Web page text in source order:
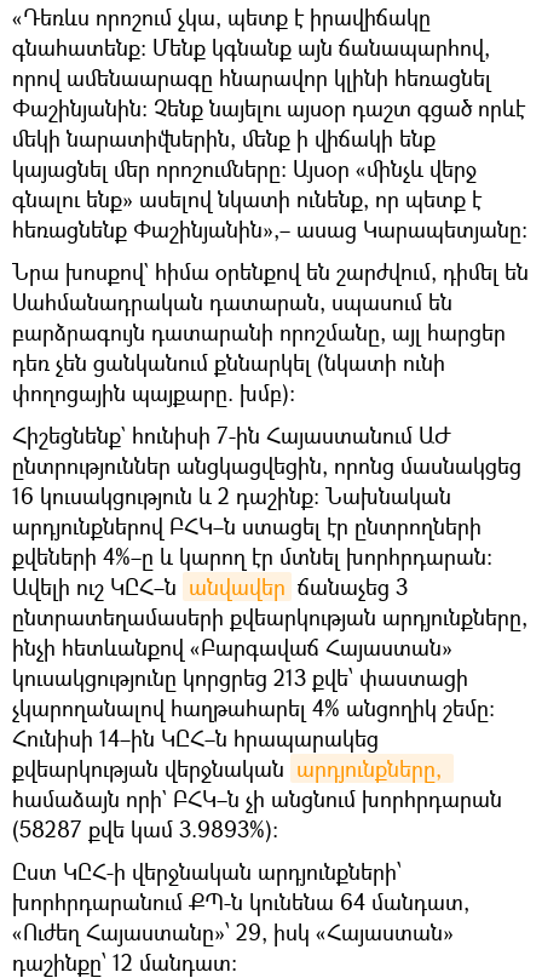
«Դեռևս որոշում չկա, պետք է իրավիճակը
գնահատենք։ Մենք կգնանք այն ճանապարհով,
որով ամենաարագը հնարավոր կլինի հեռացնել
Փաշինյանին։ Չենք նայելու այսօր դաշտ գցած որևէ
մեկի նարատիվներին, մենք ի վիճակի ենք
կայացնել մեր որոշումները։ Այսօր «մինչև վերջ
գնալու ենք» ասելով նկատի ունենք, որ պետք է
հեռացնենք Փաշինյանին»,– ասաց Կարապետյանը։
Նրա խոսքով` հիմա օրենքով են շարժվում, դիմել են
Սահմանադրական դատարան, սպասում են
բարձրագույն դատարանի որոշմանը, այլ հարցեր
դեռ չեն ցանկանում քննարկել (նկատի ունի
փողոցային պայքարը. խմբ)։
Հիշեցնենք` հունիսի 7-ին Հայաստանում ԱԺ
ընտրություններ անցկացվեցին, որոնց մասնակցեց
16 կուսակցություն և 2 դաշինք։ Նախնական
արդյունքներով ԲՀԿ–ն ստացել էր ընտրողների
քվեների 4%–ը և կարող էր մտնել խորհրդարան։
Ավելի ուշ ԿԸՀ–ն անվավեր ճանաչեց 3
ընտրատեղամասերի քվեարկության արդյունքները,
ինչի հետևանքով «Բարգավաճ Հայաստան»
կուսակցությունը կորցրեց 213 քվե՝ փաստացի
չկարողանալով հաղթահարել 4% անցողիկ շեմը։
Հունիսի 14–ին ԿԸՀ–ն հրապարակեց
քվեարկության վերջնական
համաձայն որի` ԲՀԿ–ն չի անցնում խորհրդարան
(58287 քվե կամ 3.9893%)։
Ըստ ԿԸՀ-ի վերջնական արդյունքների՝
խորհրդարանում ՔՊ-ն կունենա 64 մանդատ,
«Ուժեղ Հայաստանը»՝ 29, իսկ «Հայաստան»
դաշինքը՝ 12 մանդատ: